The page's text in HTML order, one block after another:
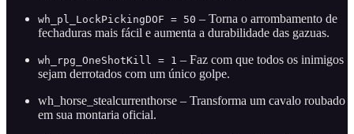
wh_pl_LockPickingDOF = 50 – Torna o arrombamento de
fechaduras mais fácil e aumenta a durabilidade das gazuas.
wh_rpg_OneShotKill = 1 – Faz com que todos os inimigos
sejam derrotados com um único golpe.
wh_horse_stealcurrenthorse – Transforma um cavalo roubado
em sua montaria oficial.